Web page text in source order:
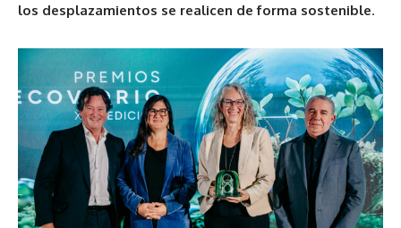
los desplazamientos se realicen de forma sostenible.